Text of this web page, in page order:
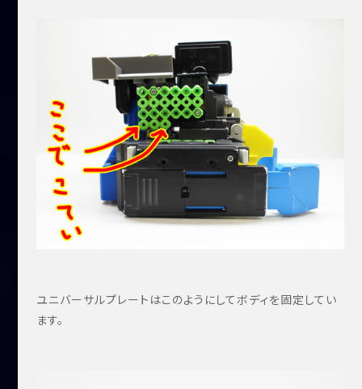
ユニバーサルプレートはこのようにしてボディを固定してい
ます。